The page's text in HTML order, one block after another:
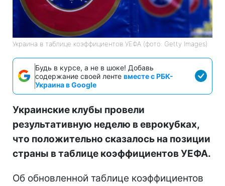
Украина в таблице коэффициентов УЕФА (фото: Getty Images)
Будь в курсе, а не в шоке! Добавь
содержание своей ленте вместе с РБК-
Украина в Google
Украинские клубы провели
результативную неделю в еврокубках,
что положительно сказалось на позиции
страны в таблице коэффициентов УЕФА.
Об обновленной таблице коэффициентов